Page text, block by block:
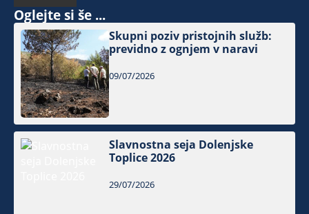
Oglejte si še ...
Skupni poziv pristojnih služb:
previdno z ognjem v naravi
09/07/2026
Slavnostna seja Dolenjske
Toplice 2026
29/07/2026